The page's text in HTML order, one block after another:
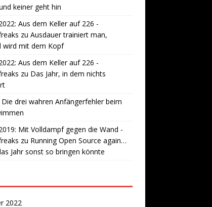
keiner geht hin
Aus dem Keller auf 226 -
zu Ausdauer trainiert man,
wird mit dem Kopf
Aus dem Keller auf 226 -
zu Das Jahr, in dem nichts
Die drei wahren Anfängerfehler beim
Mit Volldampf gegen die Wand -
zu Running Open Source again…
Jahr sonst so bringen könnte
2022